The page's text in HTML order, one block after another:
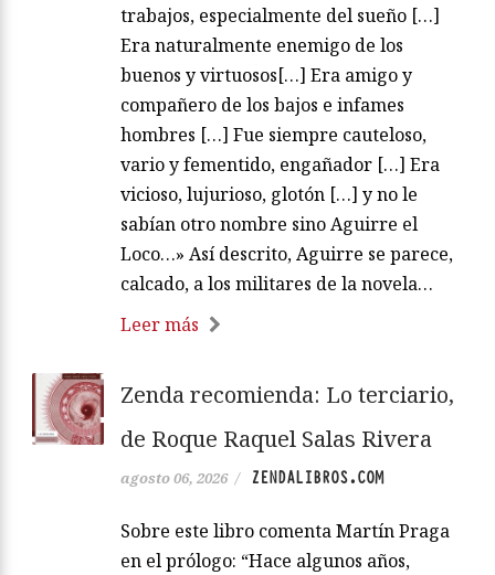
trabajos, especialmente del sueño […]
Era naturalmente enemigo de los
buenos y virtuosos[…] Era amigo y
compañero de los bajos e infames
hombres […] Fue siempre cauteloso,
vario y fementido, engañador […] Era
vicioso, lujurioso, glotón […] y no le
sabían otro nombre sino Aguirre el
Loco…» Así descrito, Aguirre se parece,
calcado, a los militares de la novela…
Leer más
Zenda recomienda: Lo terciario,
de Roque Raquel Salas Rivera
agosto 06, 2026 / ZENDALIBROS.COM
Sobre este libro comenta Martín Praga
en el prólogo: “Hace algunos años,